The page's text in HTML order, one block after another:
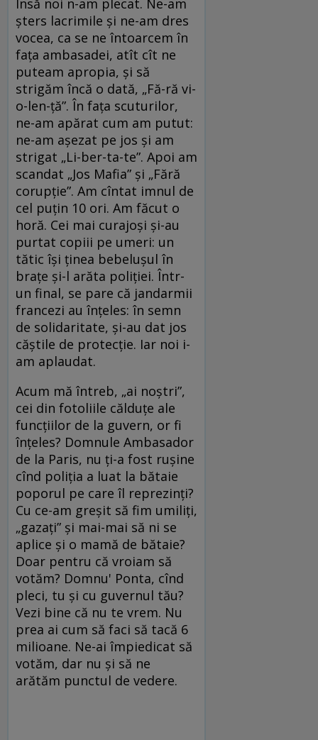
Însă noi n-am plecat. Ne-am
șters lacrimile și ne-am dres
vocea, ca se ne întoarcem în
fața ambasadei, atît cît ne
puteam apropia, și să
strigăm încă o dată, „Fă-ră vi-
o-len-ță”. În fața scuturilor,
ne-am apărat cum am putut:
ne-am așezat pe jos și am
strigat „Li-ber-ta-te”. Apoi am
scandat „Jos Mafia” și „Fără
corupție”. Am cîntat imnul de
cel puțin 10 ori. Am făcut o
horă. Cei mai curajoși și-au
purtat copiii pe umeri: un
tătic își ținea bebelușul în
brațe și-l arăta poliției. Într-
un final, se pare că jandarmii
francezi au înțeles: în semn
de solidaritate, și-au dat jos
căștile de protecție. Iar noi i-
am aplaudat.
Acum mă întreb, „ai noștri”,
cei din fotoliile călduțe ale
funcțiilor de la guvern, or fi
înțeles? Domnule Ambasador
de la Paris, nu ți-a fost rușine
cînd poliția a luat la bătaie
poporul pe care îl reprezinți?
Cu ce-am greșit să fim umiliți,
„gazați” și mai-mai să ni se
aplice și o mamă de bătaie?
Doar pentru că vroiam să
votăm? Domnu' Ponta, cînd
pleci, tu și cu guvernul tău?
Vezi bine că nu te vrem. Nu
prea ai cum să faci să tacă 6
milioane. Ne-ai împiedicat să
votăm, dar nu și să ne
arătăm punctul de vedere.